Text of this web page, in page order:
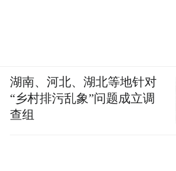
湖南、河北、湖北等地针对
“乡村排污乱象”问题成立调
查组